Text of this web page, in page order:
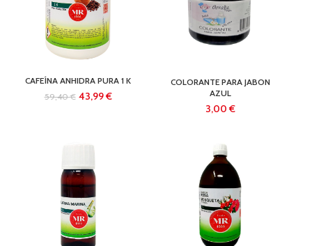
CAFEÍNA ANHIDRA PURA 1 K
59,40€ 43,99€
COLORANTE PARA JABON
AZUL
€